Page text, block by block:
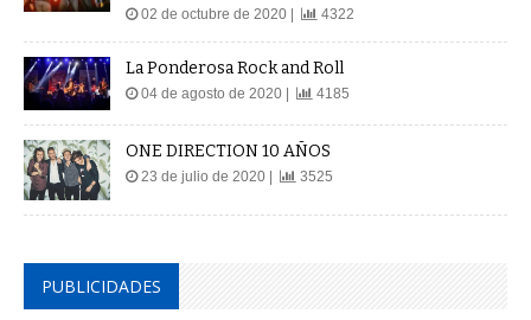
02 de octubre de 2020 | 4322
La Ponderosa Rock and Roll
04 de agosto de 2020 | 4185
ONE DIRECTION 10 AÑOS
23 de julio de 2020 | 3525
PUBLICIDADES